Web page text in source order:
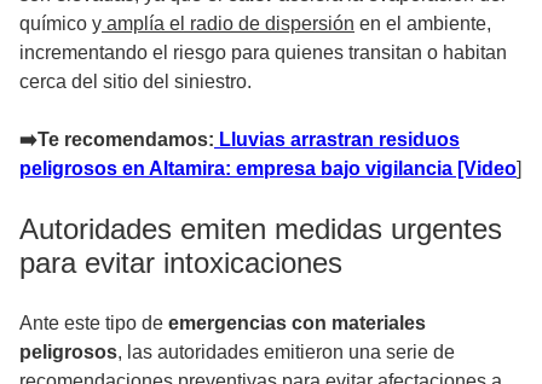
químico y amplía el radio de dispersión en el ambiente,
incrementando el riesgo para quienes transitan o habitan
cerca del sitio del siniestro.
➡️Te recomendamos: Lluvias arrastran residuos
peligrosos en Altamira: empresa bajo vigilancia [Video]
Autoridades emiten medidas urgentes
para evitar intoxicaciones
Ante este tipo de emergencias con materiales
peligrosos, las autoridades emitieron una serie de